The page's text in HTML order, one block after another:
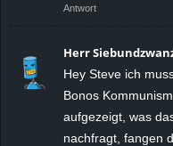
Antwort
Herr
Hey Steve ich
Bonos
aufgezeigt, was
nachfragt, fangen